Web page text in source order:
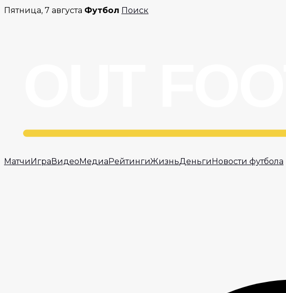
Перейти
Пятница, 7 августа Футбол Поиск
МатчиИграВидеоМедиаРейтингиЖизньДеньгиНовости футбола